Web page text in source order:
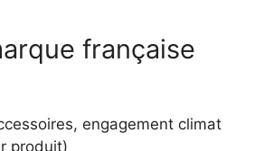
française
engagement climat
produit)